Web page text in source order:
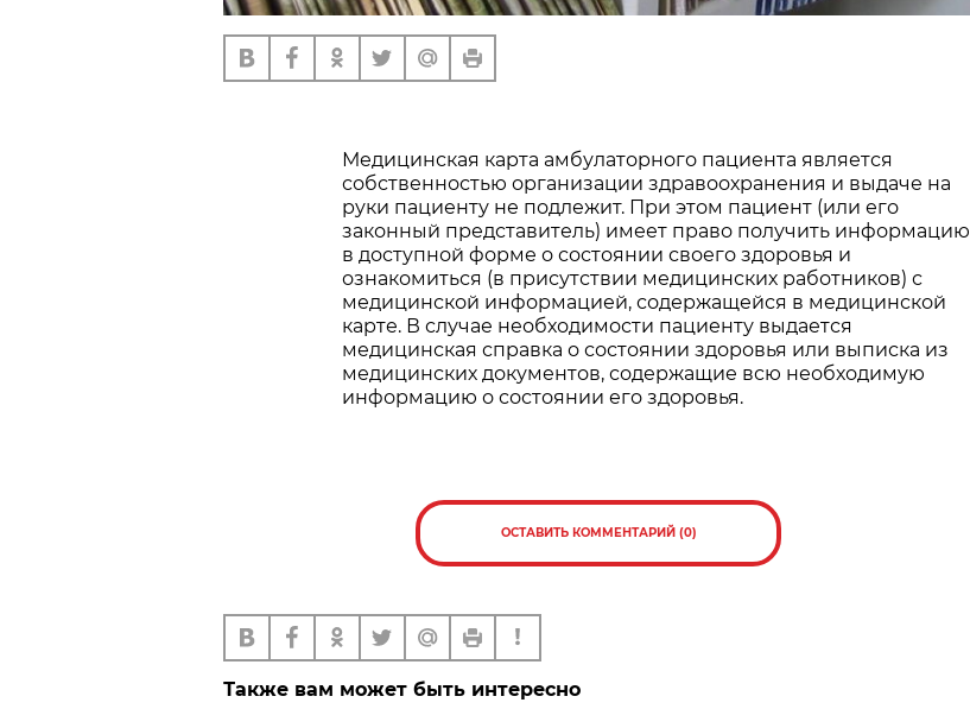
Медицинская карта амбулаторного пациента является
собственностью организации здравоохранения и выдаче на
руки пациенту не подлежит. При этом пациент (или его
законный представитель) имеет право получить информацию
в доступной форме о состоянии своего здоровья и
ознакомиться (в присутствии медицинских работников) с
медицинской информацией, содержащейся в медицинской
карте. В случае необходимости пациенту выдается
медицинская справка о состоянии здоровья или выписка из
медицинских документов, содержащие всю необходимую
информацию о состоянии его здоровья.
ОСТАВИТЬ КОММЕНТАРИЙ (0)
Также вам может быть интересно